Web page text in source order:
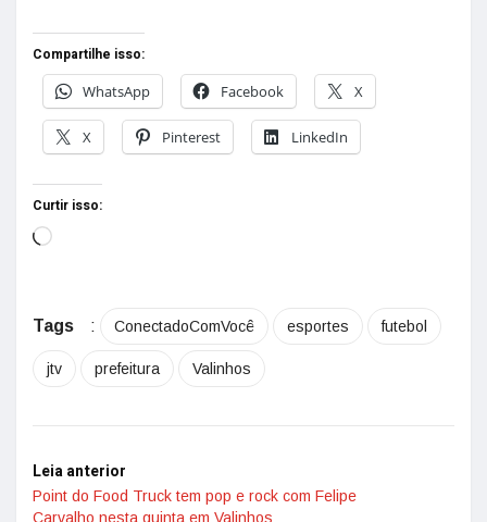
Compartilhe isso:
WhatsApp
Facebook X
X Pinterest LinkedIn
Curtir isso:
Tags : ConectadoComVocê esportes futebol
jtv prefeitura Valinhos
Leia anterior
Point do Food Truck tem pop e rock com Felipe
Carvalho nesta quinta em Valinhos